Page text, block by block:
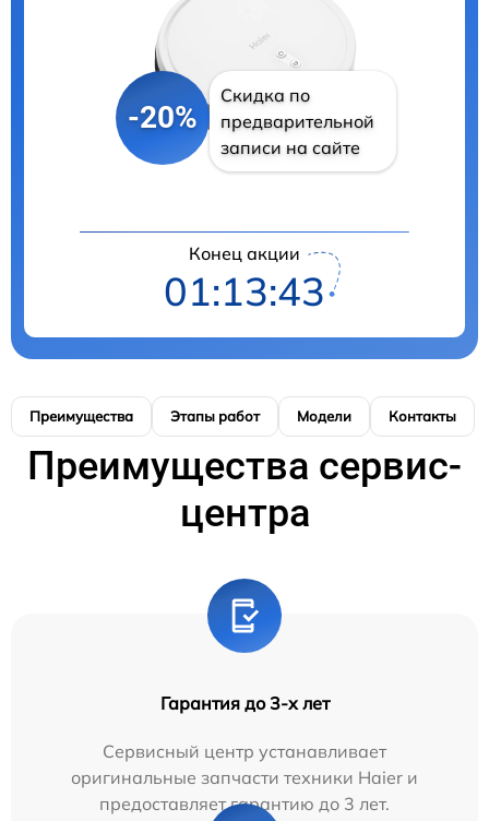
-20%
Скидка по
предварительной
записи на сайте
Конец акции
01:13:42
Преимущества Этапы работ Модели Контакты
Преимущества сервис-
центра
Гарантия до 3-х лет
Сервисный центр устанавливает
оригинальные запчасти техники Haier и
предоставляет гарантию до 3 лет.